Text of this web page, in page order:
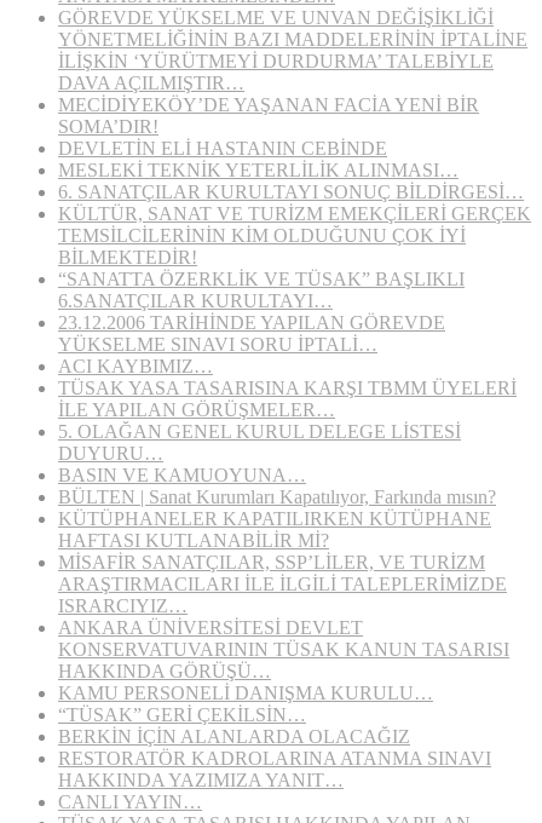
GÖREVDE YÜKSELME VE UNVAN DEĞİŞİKLİĞİ
YÖNETMELİĞİNİN BAZI MADDELERİNİN İPTALİNE
İLİŞKİN ‘YÜRÜTMEYİ DURDURMA’ TALEBİYLE
DAVA AÇILMIŞTIR…
MECİDİYEKÖY’DE YAŞANAN FACİA YENİ BİR
SOMA’DIR!
DEVLETİN ELİ HASTANIN CEBİNDE
MESLEKİ TEKNİK YETERLİLİK ALINMASI…
6. SANATÇILAR KURULTAYI SONUÇ BİLDİRGESİ…
KÜLTÜR, SANAT VE TURİZM EMEKÇİLERİ GERÇEK
TEMSİLCİLERİNİN KİM OLDUĞUNU ÇOK İYİ
BİLMEKTEDİR!
“SANATTA ÖZERKLİK VE TÜSAK” BAŞLIKLI
6.SANATÇILAR KURULTAYI…
23.12.2006 TARİHİNDE YAPILAN GÖREVDE
YÜKSELME SINAVI SORU İPTALİ…
ACI KAYBIMIZ…
TÜSAK YASA TASARISINA KARŞI TBMM ÜYELERİ
İLE YAPILAN GÖRÜŞMELER…
5. OLAĞAN GENEL KURUL DELEGE LİSTESİ
DUYURU…
BASIN VE KAMUOYUNA…
BÜLTEN | Sanat Kurumları Kapatılıyor, Farkında mısın?
KÜTÜPHANELER KAPATILIRKEN KÜTÜPHANE
HAFTASI KUTLANABİLİR Mİ?
MİSAFİR SANATÇILAR, SSP’LİLER, VE TURİZM
ARAŞTIRMACILARI İLE İLGİLİ TALEPLERİMİZDE
ISRARCIYIZ…
ANKARA ÜNİVERSİTESİ DEVLET
KONSERVATUVARININ TÜSAK KANUN TASARISI
HAKKINDA GÖRÜŞÜ…
KAMU PERSONELİ DANIŞMA KURULU…
“TÜSAK” GERİ ÇEKİLSİN…
BERKİN İÇİN ALANLARDA OLACAĞIZ
RESTORATÖR KADROLARINA ATANMA SINAVI
HAKKINDA YAZIMIZA YANIT…
CANLI YAYIN…